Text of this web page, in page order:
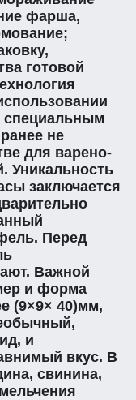
фарша,
готовой
специальным
не
для варено-
Уникальность
заключается
Перед
Важной
и форма
(9×9× 40)мм,
и
вкус. В
свинина,